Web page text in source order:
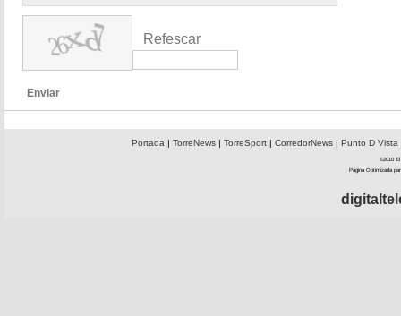
Refescar
Enviar
Portada| TorreNews| TorreSport| CorredorNews| Punto D Vista
©2010 El
Página Optimizada